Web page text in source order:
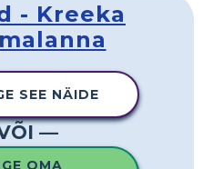
- Kreeka
SEE NÄIDE
—
OMA